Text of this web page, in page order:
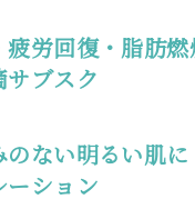
労回復・脂肪燃
ブスク
のない明るい肌
ーション